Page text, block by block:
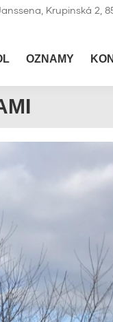
Krupinská 2,
OZNAMY